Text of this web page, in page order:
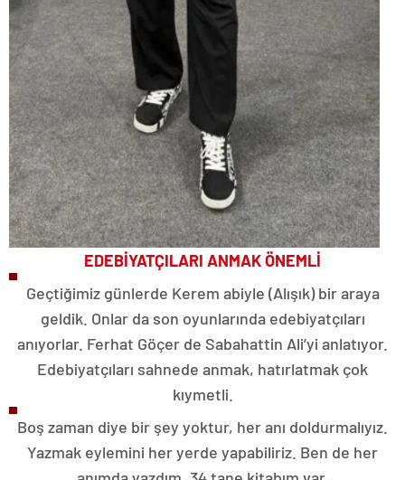
EDEBİYATÇILARI ANMAK ÖNEMLİ
Geçtiğimiz günlerde Kerem abiyle (Alışık) bir araya
geldik. Onlar da son oyunlarında edebiyatçıları
anıyorlar. Ferhat Göçer de Sabahattin Ali’yi anlatıyor.
Edebiyatçıları sahnede anmak, hatırlatmak çok
kıymetli.
Boş zaman diye bir şey yoktur, her anı doldurmalıyız.
Yazmak eylemini her yerde yapabiliriz. Ben de her